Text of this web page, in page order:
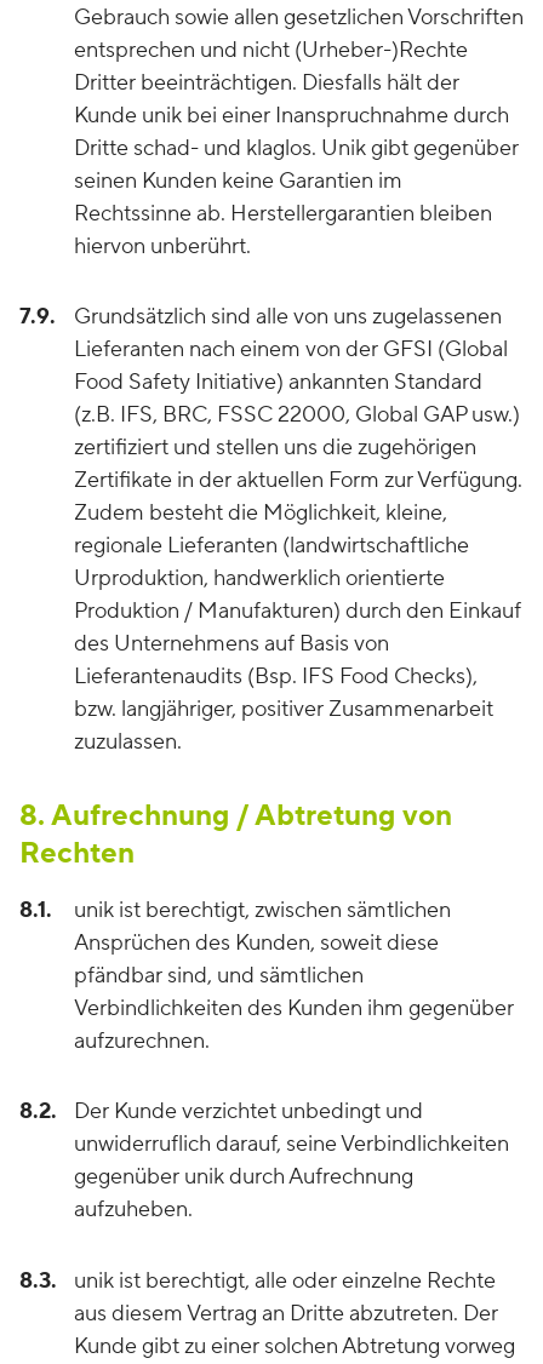
Gebrauch sowie allen gesetzlichen Vorschriften
entsprechen und nicht (Urheber-)Rechte
Dritter beeinträchtigen. Diesfalls hält der
Kunde unik bei einer Inanspruchnahme durch
Dritte schad- und klaglos. Unik gibt gegenüber
seinen Kunden keine Garantien im
Rechtssinne ab. Herstellergarantien bleiben
hiervon unberührt.
7.9.
Grundsätzlich sind alle von uns zugelassenen
Lieferanten nach einem von der GFSI (Global
Food Safety Initiative) ankannten Standard
(z.B. IFS, BRC, FSSC 22000, Global GAP usw.)
zertifiziert und stellen uns die zugehörigen
Zertifikate in der aktuellen Form zur Verfügung.
Zudem besteht die Möglichkeit, kleine,
regionale Lieferanten (landwirtschaftliche
Urproduktion, handwerklich orientierte
Produktion / Manufakturen) durch den Einkauf
des Unternehmens auf Basis von
Lieferantenaudits (Bsp. IFS Food Checks),
bzw. langjähriger, positiver Zusammenarbeit
zuzulassen.
8. Aufrechnung / Abtretung von
Rechten
8.1.
unik ist berechtigt, zwischen sämtlichen
Ansprüchen des Kunden, soweit diese
pfändbar sind, und sämtlichen
Verbindlichkeiten des Kunden ihm gegenüber
aufzurechnen.
8.2.
Der Kunde verzichtet unbedingt und
unwiderruflich darauf, seine Verbindlichkeiten
gegenüber unik durch Aufrechnung
aufzuheben.
8.3.
unik ist berechtigt, alle oder einzelne Rechte
aus diesem Vertrag an Dritte abzutreten. Der
Kunde gibt zu einer solchen Abtretung vorweg